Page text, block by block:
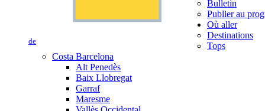
de
Bulletin
Publier au
Où aller
Destinations
Tops
Costa Barcelona
Alt Penedès
Baix Llobregat
Garraf
Maresme